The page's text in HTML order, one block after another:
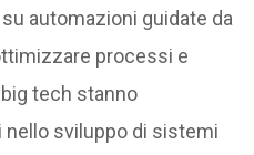
automazioni guidate da
processi e
tech stanno
sviluppo di sistemi